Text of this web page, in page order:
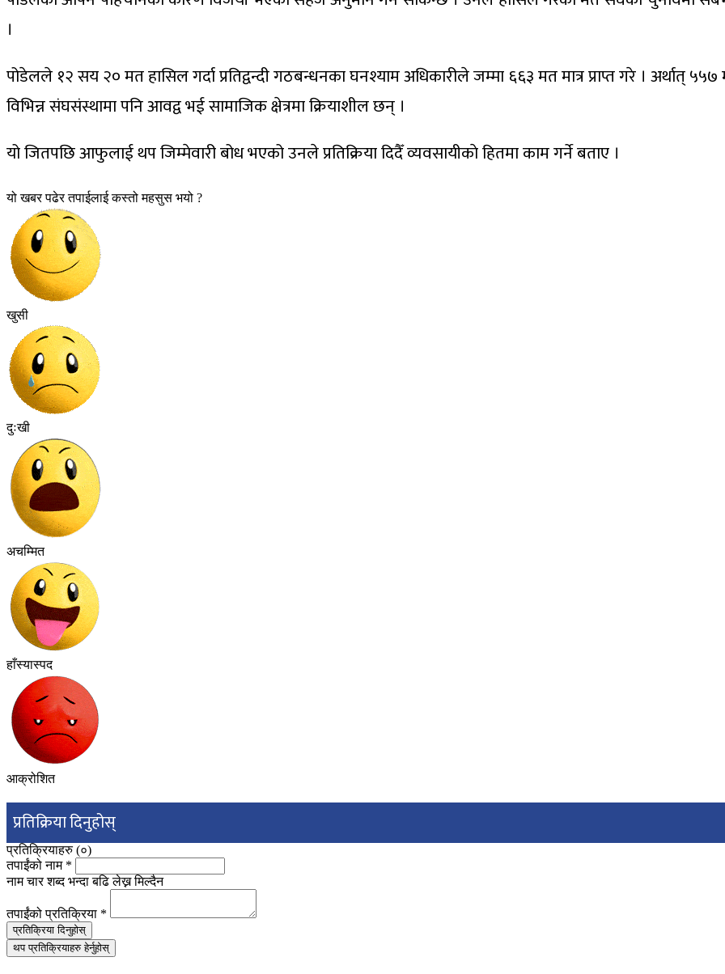
।
पोडेलले १२ सय २० मत हासिल गर्दा प्रतिद्वन्दी गठबन्धनका घनश्याम अधिकारीले जम्मा ६६३ मत मात्र प्राप्त गरे । अर्थात्
विभिन्न संघसंस्थामा पनि आवद्व भई सामाजिक क्षेत्रमा क्रियाशील छन् ।
यो जितपछि आफुलाई थप जिम्मेवारी बोध भएको उनले प्रतिक्रिया दिदैँ व्यवसायीकाे हितमा काम गर्ने बताए ।
यो खबर पढेर तपाईलाई कस्तो महसुस भयो ?
खुसी
दुःखी
अचम्मित
हाँस्यास्पद
आक्रोशित
प्रतिक्रिया दिनुहोस्
प्रतिक्रियाहरु (०)
तपाईंको नाम *
नाम चार शब्द भन्दा बढि लेख्न मिल्दैन
तपाईंको प्रतिक्रिया *
प्रतिक्रिया दिनुहोस्
थप प्रतिक्रियाहरु हेर्नुहोस्